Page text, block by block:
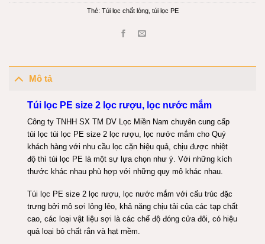
Thẻ: Túi lọc chất lỏng, túi lọc PE
Mô tả
Túi lọc PE size 2 lọc rượu, lọc nước mắm
Công ty TNHH SX TM DV Lọc Miền Nam chuyên cung cấp
túi lọc túi lọc PE size 2 lọc rượu, lọc nước mắm cho Quý
khách hàng với nhu cầu lọc cặn hiệu quả, chịu được nhiệt
độ thì túi lọc PE là một sự lựa chọn như ý. Với những kích
thước khác nhau phù hợp với những quy mô khác nhau.
Túi lọc PE size 2 lọc rượu, lọc nước mắm với cấu trúc đặc
trưng bởi mô sợi lỏng lẻo, khả năng chịu tải của các tạp chất
cao, các loại vật liệu sợi là các chế độ đóng cửa đôi, có hiệu
quả loại bỏ chất rắn và hạt mềm.